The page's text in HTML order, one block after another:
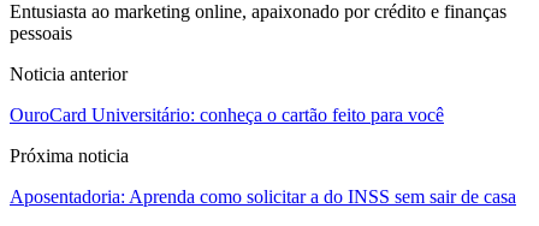
Entusiasta ao marketing online, apaixonado por crédito e finanças
pessoais
Noticia anterior
OuroCard Universitário: conheça o cartão feito para você
Próxima noticia
Aposentadoria: Aprenda como solicitar a do INSS sem sair de casa